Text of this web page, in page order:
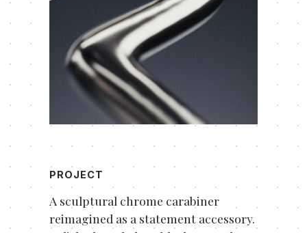
PROJECT
A sculptural chrome carabiner
reimagined as a statement accessory.